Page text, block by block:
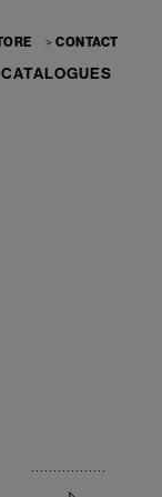
CONTACT
CATALOGUES